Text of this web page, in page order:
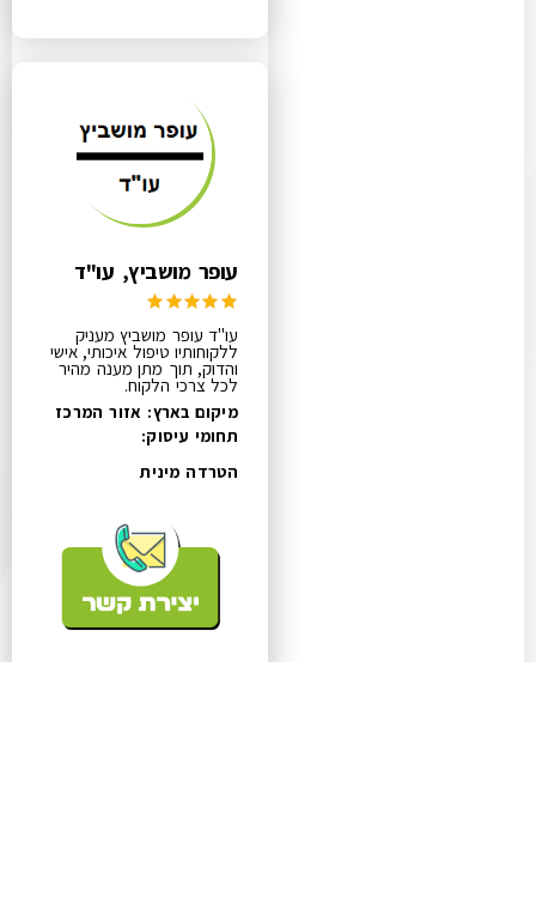
עופר מושביץ, עו"ד
עו"ד עופר מושביץ מעניק
ללקוחותיו טיפול איכותי, אישי
והדוק, תוך מתן מענה מהיר
לכל צרכי הלקוח.
מיקום בארץ: אזור המרכז
תחומי עיסוק:
הטרדה מינית